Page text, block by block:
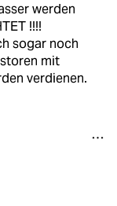
werden
!!!!
sogar noch
mit
verdienen.